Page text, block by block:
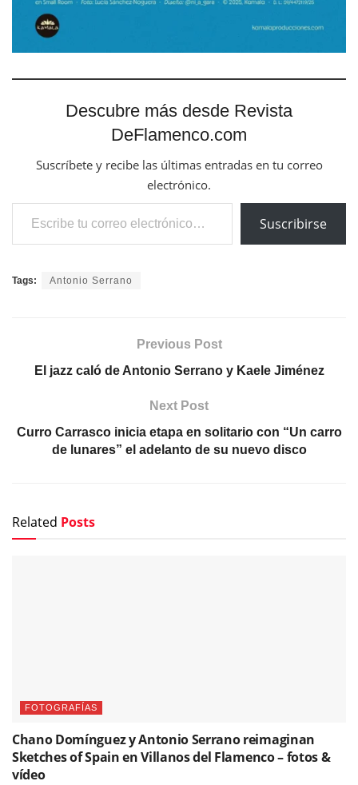
Descubre más desde Revista
DeFlamenco.com
Suscríbete y recibe las últimas entradas en tu correo
electrónico.
Escribe tu correo electrónico…
Suscribirse
Tags: Antonio Serrano
Previous Post
El jazz caló de Antonio Serrano y Kaele Jiménez
Next Post
Curro Carrasco inicia etapa en solitario con “Un carro
de lunares” el adelanto de su nuevo disco
Related Posts
FOTOGRAFÍAS
Chano Domínguez y Antonio Serrano reimaginan
Sketches of Spain en Villanos del Flamenco – fotos &
vídeo